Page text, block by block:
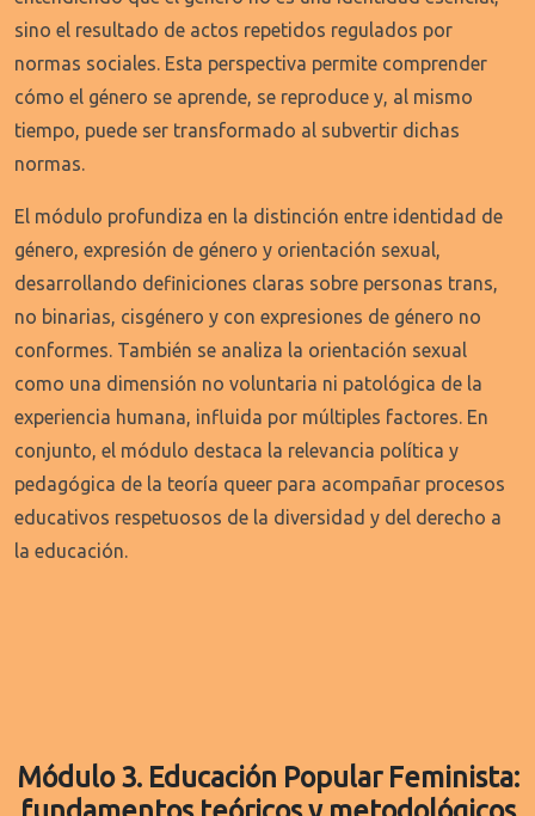
sino el resultado de actos repetidos regulados por
normas sociales. Esta perspectiva permite comprender
cómo el género se aprende, se reproduce y, al mismo
tiempo, puede ser transformado al subvertir dichas
normas.
El módulo profundiza en la distinción entre identidad de
género, expresión de género y orientación sexual,
desarrollando definiciones claras sobre personas trans,
no binarias, cisgénero y con expresiones de género no
conformes. También se analiza la orientación sexual
como una dimensión no voluntaria ni patológica de la
experiencia humana, influida por múltiples factores. En
conjunto, el módulo destaca la relevancia política y
pedagógica de la teoría queer para acompañar procesos
educativos respetuosos de la diversidad y del derecho a
la educación.
Módulo 3. Educación Popular Feminista:
fundamentos teóricos y metodológicos